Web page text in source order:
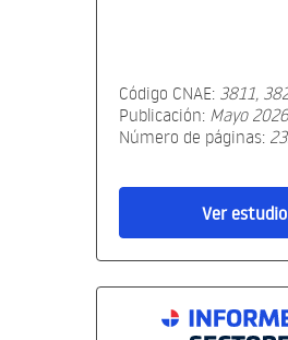
Código CNAE: 3811,
Publicación: Mayo 2026
Número de páginas:
Ver estudio